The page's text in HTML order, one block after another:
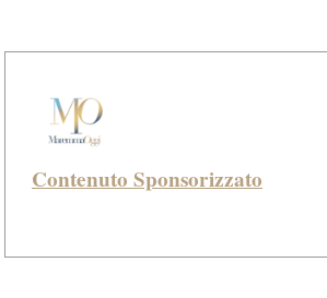
Contenuto Sponsorizzato